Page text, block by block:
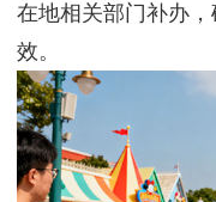
新
闻
资
讯
联
系
我
在地相关部门补办
效。